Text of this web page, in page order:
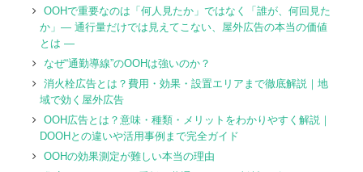
OOHで重要なのは「何人見たか」ではなく「誰が、何回見た
か」― 通行量だけでは見えてこない、屋外広告の本当の価値
とは ―
なぜ“通勤導線”のOOHは強いのか？
消火栓広告とは？費用・効果・設置エリアまで徹底解説｜地
域で効く屋外広告
OOH広告とは？意味・種類・メリットをわかりやすく解説｜
DOOHとの違いや活用事例まで完全ガイド
OOHの効果測定が難しい本当の理由